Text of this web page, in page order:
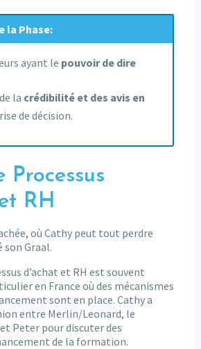
la Phase:
ayant le pouvoir de dire
la crédibilité et des avis en
de décision.
Processus
RH
où Cathy peut tout perdre
son Graal.
d’achat et RH est souvent
en France où des mécanismes
sont en place. Cathy a
entre Merlin/Leonard, le
Peter pour discuter des
de la formation.